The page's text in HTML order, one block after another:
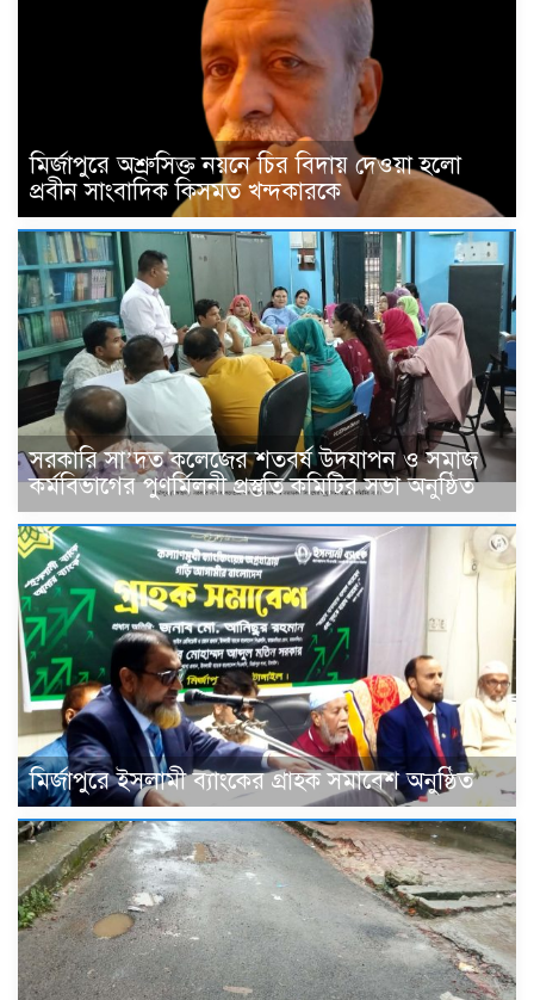
মির্জাপুরে অশ্রুসিক্ত নয়নে চির বিদায় দেওয়া হলো
প্রবীন সাংবাদিক কিসমত খন্দকারকে
সরকারি সা’দত কলেজের শতবর্ষ উদযাপন ও সমাজ
কর্মবিভাগের পুণর্মিলনী প্রস্তুতি কমিটির সভা অনুষ্ঠিত
মির্জাপুরে ইসলামী ব্যাংকের গ্রাহক সমাবেশ অনুষ্ঠিত